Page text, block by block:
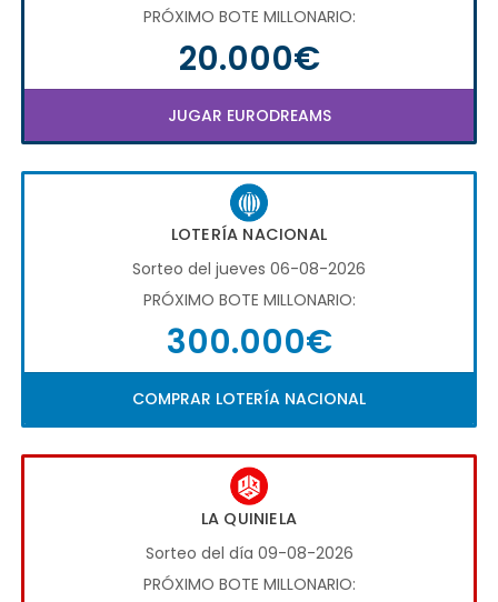
PRÓXIMO BOTE MILLONARIO:
20.000€
JUGAR EURODREAMS
LOTERÍA NACIONAL
Sorteo del jueves 06-08-2026
PRÓXIMO BOTE MILLONARIO:
300.000€
COMPRAR LOTERÍA NACIONAL
LA QUINIELA
Sorteo del día 09-08-2026
PRÓXIMO BOTE MILLONARIO: